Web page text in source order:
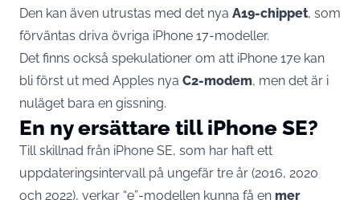
Den kan även utrustas med det nya A19-chippet, som
förväntas driva övriga iPhone 17-modeller.
Det finns också spekulationer om att iPhone 17e kan
bli först ut med Apples nya C2-modem, men det är i
nuläget bara en gissning.
En ny ersättare till iPhone SE?
Till skillnad från iPhone SE, som har haft ett
uppdateringsintervall på ungefär tre år (2016, 2020
och 2022), verkar “e”-modellen kunna få en mer